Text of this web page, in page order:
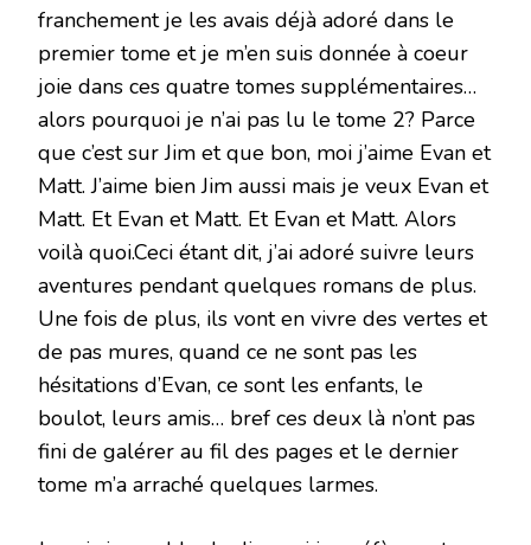
franchement je les avais déjà adoré dans le
premier tome et je m’en suis donnée à coeur
joie dans ces quatre tomes supplémentaires…
alors pourquoi je n’ai pas lu le tome 2? Parce
que c’est sur Jim et que bon, moi j’aime Evan et
Matt. J’aime bien Jim aussi mais je veux Evan et
Matt. Et Evan et Matt. Et Evan et Matt. Alors
voilà quoi.Ceci étant dit, j’ai adoré suivre leurs
aventures pendant quelques romans de plus.
Une fois de plus, ils vont en vivre des vertes et
de pas mures, quand ce ne sont pas les
hésitations d’Evan, ce sont les enfants, le
boulot, leurs amis… bref ces deux là n’ont pas
fini de galérer au fil des pages et le dernier
tome m’a arraché quelques larmes.